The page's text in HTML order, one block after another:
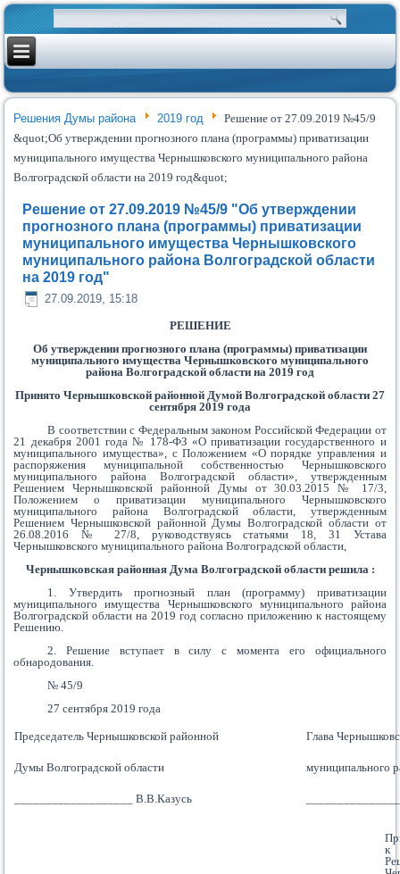
Решения Думы района 2019 год
Решение от 27.09.2019 №45/9
&quot;Об утверждении прогнозного плана (программы) приватизации
муниципального имущества Чернышковского муниципального района
Волгоградской области на 2019 год&quot;
Решение от 27.09.2019 №45/9 "Об утверждении
прогнозного плана (программы) приватизации
муниципального имущества Чернышковского
муниципального района Волгоградской области
на 2019 год"
27.09.2019, 15:18
РЕШЕНИЕ
Об утверждении прогнозного плана (программы) приватизации
муниципального имущества Чернышковского муниципального
района Волгоградской области на 2019 год
Принято Чернышковской районной Думой Волгоградской области 27
сентября 2019 года
В соответствии с Федеральным законом Российской Федерации от
21 декабря 2001 года № 178-ФЗ «О приватизации государственного и
муниципального имущества», с Положением «О порядке управления и
распоряжения муниципальной собственностью Чернышковского
муниципального района Волгоградской области», утвержденным
Решением Чернышковской районной Думы от 30.03.2015 № 17/3,
Положением о приватизации муниципального Чернышковского
муниципального района Волгоградской области, утвержденным
Решением Чернышковской районной Думы Волгоградской области от
26.08.2016 № 27/8, руководствуясь статьями 18, 31 Устава
Чернышковского муниципального района Волгоградской области,
Чернышковская районная Дума Волгоградской области решила :
1. Утвердить прогнозный план (программу) приватизации
муниципального имущества Чернышковского муниципального района
Волгоградской области на 2019 год согласно приложению к настоящему
Решению.
2. Решение вступает в силу с момента его официального
обнародования.
№ 45/9
27 сентября 2019 года
Председатель Чернышковской районной
Думы Волгоградской области
___________________ В.В.Казусь
Глава
муниципального
к